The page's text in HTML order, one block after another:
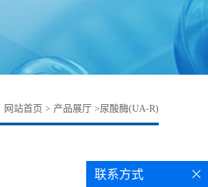
网站首页 > 产品展厅 >尿酸酶(UA-R)
联系方式